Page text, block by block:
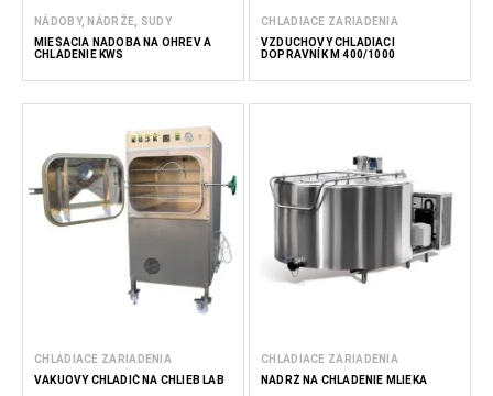
NÁDOBY, NÁDRŽE, SUDY
MIEŠACIA NÁDOBA NA OHREV A
CHLADENIE KWS
CHLADIACE ZARIADENIA
VZDUCHOVÝ CHLADIACI
DOPRAVNÍK M 400/1000
CHLADIACE ZARIADENIA
VÁKUOVÝ CHLADIČ NA CHLIEB LAB
CHLADIACE ZARIADENIA
NÁDRŽ NA CHLADENIE MLIEKA